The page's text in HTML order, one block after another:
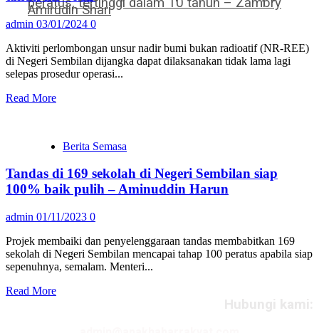
Amirudin Shari
admin 03/01/2024 0
Aktiviti perlombongan unsur nadir bumi bukan radioatif (NR-REE)
di Negeri Sembilan dijangka dapat dilaksanakan tidak lama lagi
selepas prosedur operasi...
Read More
Berita Semasa
Tandas di 169 sekolah di Negeri Sembilan siap
100% baik pulih – Aminuddin Harun
admin 01/11/2023 0
Projek membaiki dan penyelenggaraan tandas membabitkan 169
sekolah di Negeri Sembilan mencapai tahap 100 peratus apabila siap
sepenuhnya, semalam. Menteri...
Read More